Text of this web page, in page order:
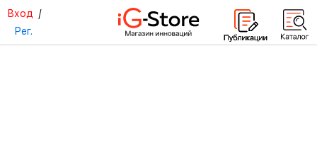
Вход /
Рег.